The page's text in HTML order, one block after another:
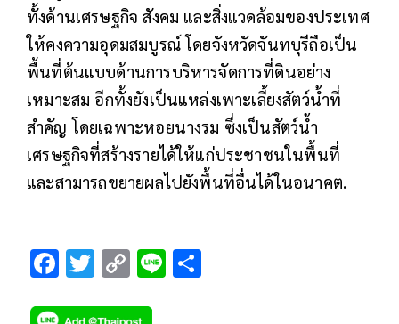
ทั้งด้านเศรษฐกิจ สังคม และสิ่งแวดล้อมของประเทศ
ให้คงความอุดมสมบูรณ์ โดยจังหวัดจันทบุรีถือเป็น
พื้นที่ต้นแบบด้านการบริหารจัดการที่ดินอย่าง
เหมาะสม อีกทั้งยังเป็นแหล่งเพาะเลี้ยงสัตว์น้ำที่
สำคัญ โดยเฉพาะหอยนางรม ซึ่งเป็นสัตว์น้ำ
เศรษฐกิจที่สร้างรายได้ให้แก่ประชาชนในพื้นที่
และสามารถขยายผลไปยังพื้นที่อื่นได้ในอนาคต.
F T C Li